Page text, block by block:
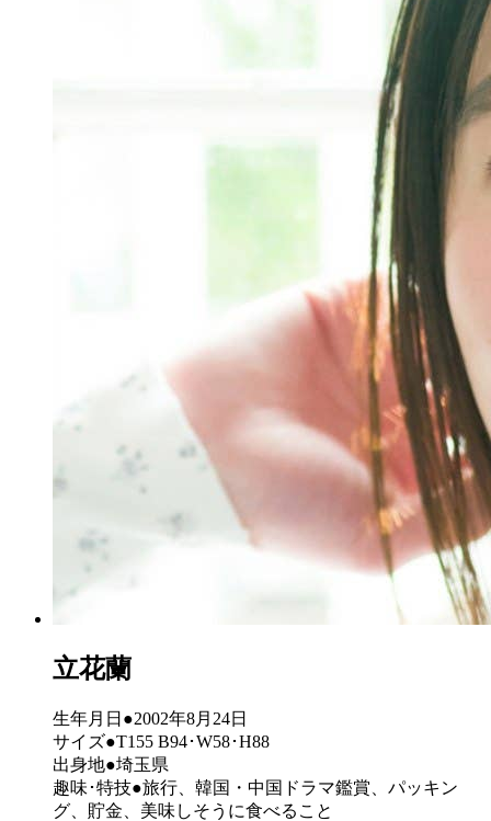
立花蘭
生年月日●2002年8月24日
サイズ●T155 B94･W58･H88
出身地●埼玉県
趣味･特技●旅行、韓国・中国ドラマ鑑賞、パッキン
グ、貯金、美味しそうに食べること